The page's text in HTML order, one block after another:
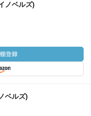
ノベルズ)
ベルズ)